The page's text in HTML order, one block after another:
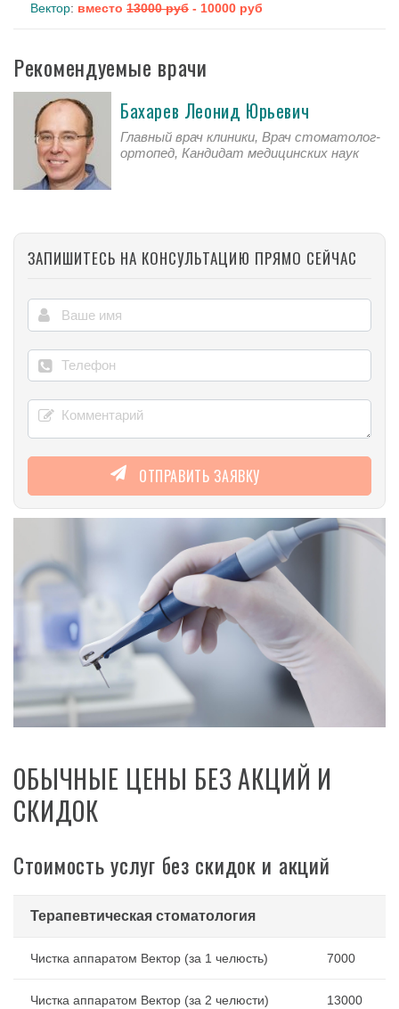
Вектор: вместо 13000 руб - 10000 руб
Рекомендуемые врачи
Бахарев Леонид Юрьевич
Главный врач клиники, Врач стоматолог-
ортопед, Кандидат медицинских наук
ЗАПИШИТЕСЬ НА КОНСУЛЬТАЦИЮ ПРЯМО СЕЙЧАС
ОТПРАВИТЬ ЗАЯВКУ
ОБЫЧНЫЕ ЦЕНЫ БЕЗ АКЦИЙ И
СКИДОК
Стоимость услуг без скидок и акций
Терапевтическая стоматология
Чистка аппаратом Вектор (за 1 челюсть) 7000
Чистка аппаратом Вектор (за 2 челюсти) 13000